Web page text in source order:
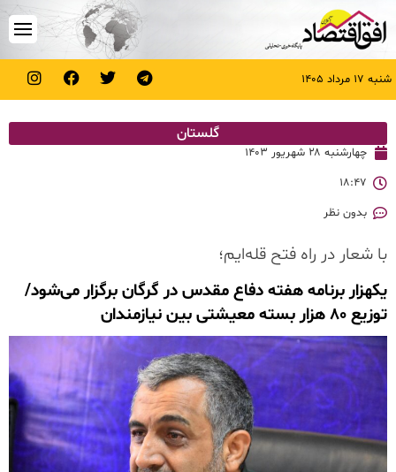
شنبه ۱۷ مرداد ۱۴۰۵
گلستان
چهارشنبه ۲۸ شهریور ۱۴۰۳
۱۸:۴۷
بدون نظر
با شعار در راه فتح قله‌ایم؛
یکهزار برنامه هفته دفاع مقدس در گرگان برگزار می‌شود/
توزیع ٨٠ هزار بسته معیشتی بین نیازمندان